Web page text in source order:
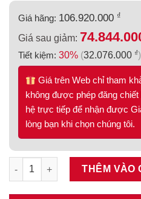
Giá hãng: 106.920.000 ₫
Giá sau giảm:
Tiết kiệm: 30% (32.076.000 ₫)
Giá trên Web chỉ tham
không được phép đăng
hệ trực tiếp để nhận được
lòng bạn khi chọn chúng tôi.
Máy pha cafe âm tủ Bosch
THÊM VÀO